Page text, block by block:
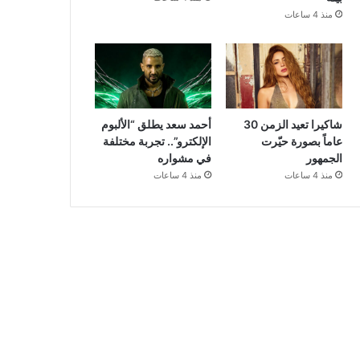
منذ 4 ساعات
شاكيرا تعيد الزمن 30
عاماً بصورة حيّرت
الجمهور
منذ 4 ساعات
أحمد سعد يطلق “الألبوم
الإلكترو”.. تجربة مختلفة
في مشواره
منذ 4 ساعات